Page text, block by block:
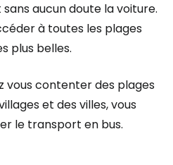
aucun doute la voiture.
à toutes les plages
plus belles.
vous contenter des plages
et des villes, vous
le transport en bus.